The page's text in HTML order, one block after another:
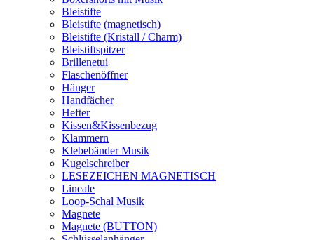
Bleistifte
Bleistifte (magnetisch)
Bleistifte (Kristall / Charm)
Bleistiftspitzer
Brillenetui
Flaschenöffner
Hänger
Handfächer
Hefter
Kissen&Kissenbezug
Klammern
Klebebänder Musik
Kugelschreiber
LESEZEICHEN MAGNETISCH
Lineale
Loop-Schal Musik
Magnete
Magnete (BUTTON)